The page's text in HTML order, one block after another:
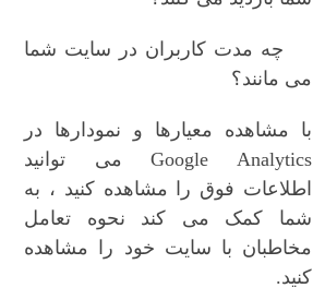
چه مدت کاربران در سایت شما
می مانند؟
با مشاهده معیارها و نمودارها در
Google Analytics می توانید
اطلاعات فوق را مشاهده کنید ، به
شما کمک می کند نحوه تعامل
مخاطبان با سایت خود را مشاهده
کنید.